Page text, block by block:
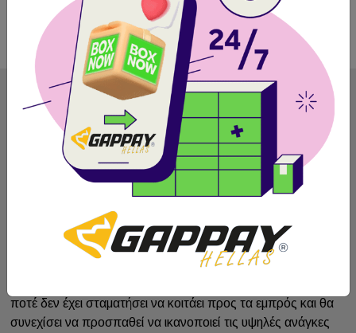
Εγγραφή
Αποδέχομαι τουςόρους χρήσης
και την
πολιτική προσωπικών δεδομένων
Από το 1992 η Gappay σχεδιάζει και δημιουργεί προϊόντα
ποτέ δεν έχει σταματήσει να κοιτάει προς τα εμπρός και θα
συνεχίσει να προσπαθεί να ικανοποιεί τις υψηλές ανάγκες